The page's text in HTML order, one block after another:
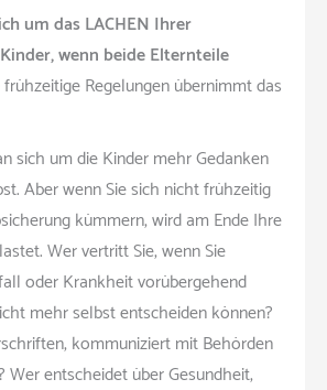
um das LACHEN Ihrer
wenn beide Elternteile
Regelungen übernimmt das
sich um die Kinder mehr Gedanken
Aber wenn Sie sich nicht frühzeitig
kümmern, wird am Ende Ihre
Wer vertritt Sie, wenn Sie
oder Krankheit vorübergehend
mehr selbst entscheiden können?
kommuniziert mit Behörden
Wer entscheidet über Gesundheit,